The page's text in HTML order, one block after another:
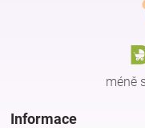
méně
Informace